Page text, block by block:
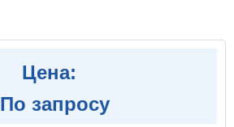
Цена:
По запросу